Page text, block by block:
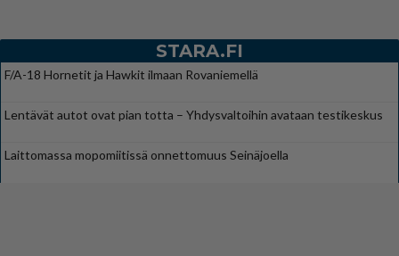
STARA.FI
F/A-18 Hornetit ja Hawkit ilmaan Rovaniemellä
Lentävät autot ovat pian totta – Yhdysvaltoihin avataan testikeskus
Laittomassa mopomiitissä onnettomuus Seinäjoella